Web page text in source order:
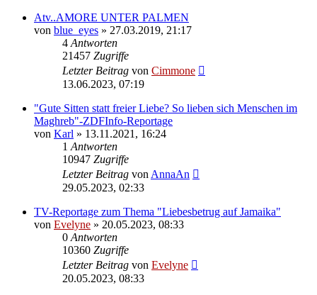
Atv..AMORE UNTER PALMEN
von blue_eyes » 27.03.2019, 21:17
4 Antworten
21457 Zugriffe
Letzter Beitrag von Cimmone
13.06.2023, 07:19
"Gute Sitten statt freier Liebe? So lieben sich Menschen im
Maghreb"-ZDFInfo-Reportage
von Karl » 13.11.2021, 16:24
1 Antworten
10947 Zugriffe
Letzter Beitrag von AnnaAn
29.05.2023, 02:33
TV-Reportage zum Thema "Liebesbetrug auf Jamaika"
von Evelyne » 20.05.2023, 08:33
0 Antworten
10360 Zugriffe
Letzter Beitrag von Evelyne
20.05.2023, 08:33